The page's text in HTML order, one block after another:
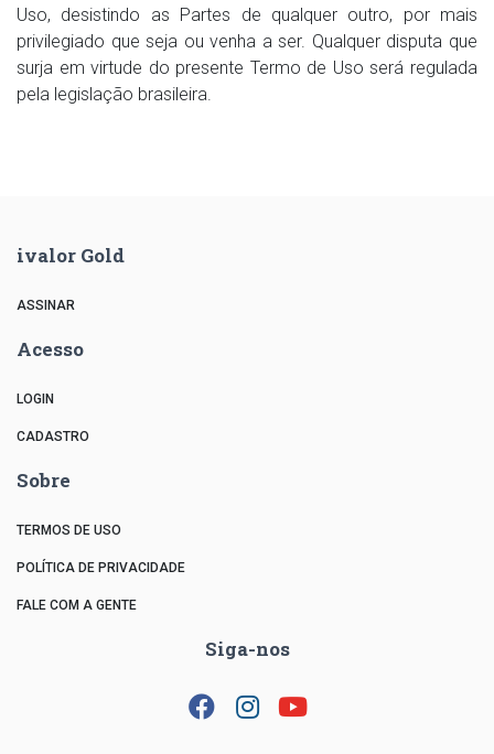
Uso, desistindo as Partes de qualquer outro, por mais
privilegiado que seja ou venha a ser. Qualquer disputa que
surja em virtude do presente Termo de Uso será regulada
pela legislação brasileira.
ivalor Gold
ASSINAR
Acesso
LOGIN
CADASTRO
Sobre
TERMOS DE USO
POLÍTICA DE PRIVACIDADE
FALE COM A GENTE
Siga-nos